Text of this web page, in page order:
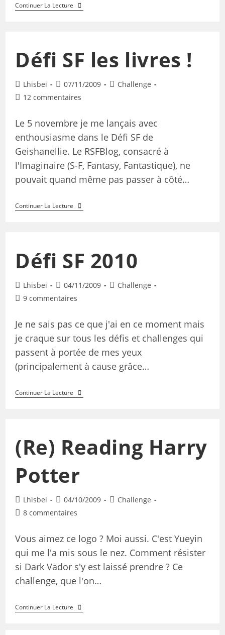
Continuer La Lecture
Défi SF les livres !
Lhisbei 07/11/2009
Challenge
12 commentaires
Le 5 novembre je me lançais avec
enthousiasme dans le Défi SF de
Geishanellie. Le RSFBlog, consacré à
l'Imaginaire (S-F, Fantasy, Fantastique), ne
pouvait quand même pas passer à côté…
Continuer La Lecture
Défi SF 2010
Lhisbei 04/11/2009
Challenge
9 commentaires
Je ne sais pas ce que j'ai en ce moment mais
je craque sur tous les défis et challenges qui
passent à portée de mes yeux
(principalement à cause grâce…
Continuer La Lecture
(Re) Reading Harry
Potter
Lhisbei 04/10/2009
Challenge
8 commentaires
Vous aimez ce logo ? Moi aussi. C'est Yueyin
qui me l'a mis sous le nez. Comment résister
si Dark Vador s'y est laissé prendre ? Ce
challenge, que l'on…
Continuer La Lecture